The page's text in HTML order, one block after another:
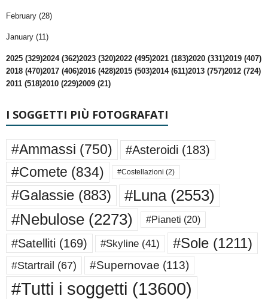
February (28)
January (11)
2025 (329)2024 (362)2023 (320)2022 (495)2021 (183)2020 (331)2019 (407)
2018 (470)2017 (406)2016 (428)2015 (503)2014 (611)2013 (757)2012 (724)
2011 (518)2010 (229)2009 (21)
I SOGGETTI PIÙ FOTOGRAFATI
#Ammassi (750) #Asteroidi (183)
#Comete (834) #Costellazioni (2)
#Galassie (883) #Luna(2553)
#Nebulose (2273) #Pianeti (20)
#Satelliti (169) #Skyline (41) #Sole (1211)
#Startrail (67) #Supernovae (113)
#Tutti i soggetti (13600)